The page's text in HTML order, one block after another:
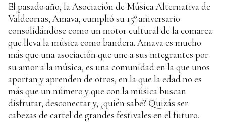
El pasado año, la Asociación de Música Alternativa de
Valdeorras, Amava, cumplió su 15º aniversario
consolidándose como un motor cultural de la comarca
que lleva la música como bandera. Amava es mucho
más que una asociación que une a sus integrantes por
su amor a la música, es una comunidad en la que unos
aportan y aprenden de otros, en la que la edad no es
más que un número y que con la música buscan
disfrutar, desconectar y, ¿quién sabe? Quizás ser
cabezas de cartel de grandes festivales en el futuro.